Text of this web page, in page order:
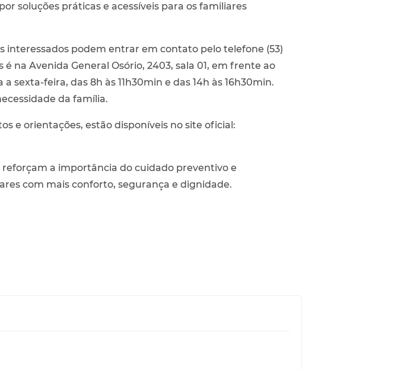
soluções práticas e acessíveis para os familiares
podem entrar em contato pelo telefone (53)
na Avenida General Osório, 2403, sala 01, em frente ao
feira, das 8h às 11h30min e das 14h às 16h30min.
da família.
e orientações, estão disponíveis no site oficial:
a importância do cuidado preventivo e
com mais conforto, segurança e dignidade.